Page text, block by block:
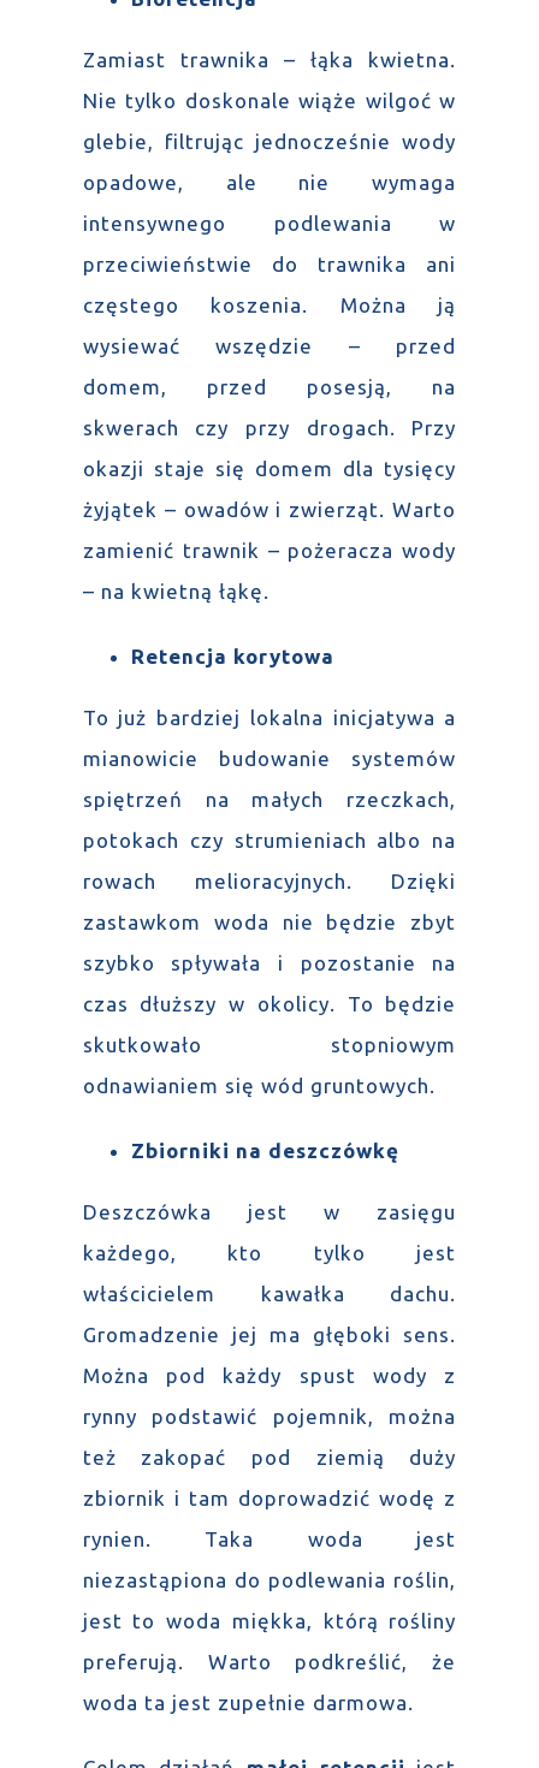
Zamiast trawnika – łąka kwietna.
Nie tylko doskonale wiąże wilgoć w
glebie, filtrując jednocześnie wody
opadowe, ale nie wymaga
intensywnego podlewania w
przeciwieństwie do trawnika ani
częstego koszenia. Można ją
wysiewać wszędzie – przed
domem, przed posesją, na
skwerach czy przy drogach. Przy
okazji staje się domem dla tysięcy
żyjątek – owadów i zwierząt. Warto
zamienić trawnik – pożeracza wody
– na kwietną łąkę.
Retencja korytowa
To już bardziej lokalna inicjatywa a
mianowicie budowanie systemów
spiętrzeń na małych rzeczkach,
potokach czy strumieniach albo na
rowach melioracyjnych. Dzięki
zastawkom woda nie będzie zbyt
szybko spływała i pozostanie na
czas dłuższy w okolicy. To będzie
skutkowało stopniowym
odnawianiem się wód gruntowych.
Zbiorniki na deszczówkę
Deszczówka jest w zasięgu
każdego, kto tylko jest
właścicielem kawałka dachu.
Gromadzenie jej ma głęboki sens.
Można pod każdy spust wody z
rynny podstawić pojemnik, można
też zakopać pod ziemią duży
zbiornik i tam doprowadzić wodę z
rynien. Taka woda jest
niezastąpiona do podlewania roślin,
jest to woda miękka, którą rośliny
preferują. Warto podkreślić, że
woda ta jest zupełnie darmowa.